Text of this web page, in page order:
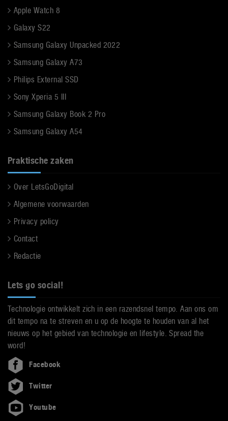
Apple Watch 8
Galaxy S22
Samsung Galaxy Unpacked 2022
Samsung Galaxy A73
Philips External SSD
Sony Xperia 5 III
Samsung Galaxy Book 2 Pro
Samsung Galaxy A54
Praktische zaken
Over LetsGoDigital
Algemene voorwaarden
Privacy policy
Contact
Redactie
Lets go social!
Technologie ontwikkelt zich in een razendsnel tempo. Aan ons om
dit tempo na te streven en u op de hoogte te houden van al het
nieuws op het gebied van technologie en lifestyle. Spread the
word!
Facebook
Twitter
Youtube